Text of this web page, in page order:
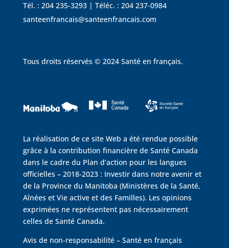
Tél. : 204 235-3293 | Téléc. : 204 237-0984
santeenfrancais@santeenfrancais.com
Tous droits réservés © 2024 Santé en français.
La réalisation de ce site Web a été rendue possible
grâce à la contribution financière de Santé Canada
dans le cadre du Plan d’action pour les langues
officielles – 2018-2023 : Investir dans notre avenir et
de la Province du Manitoba (Ministères de la Santé,
Aînées et Vie active et des Familles). Les opinions
exprimées ne représentent pas nécessairement
celles de Santé Canada.
Avis de non-responsabilité – Santé en français